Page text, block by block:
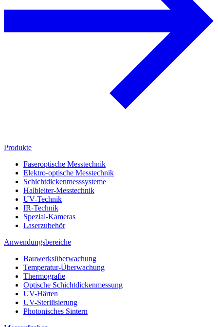
Produkte
Faseroptische Messtechnik
Elektro-optische Messtechnik
Schichtdickenmesssysteme
Halbleiter-Messtechnik
UV-Technik
IR-Technik
Spezial-Kameras
Laserzubehör
Anwendungsbereiche
Bauwerksüberwachung
Temperatur-Überwachung
Thermografie
Optische Schichtdickenmessung
UV-Härten
UV-Sterilisierung
Photonisches Sintern